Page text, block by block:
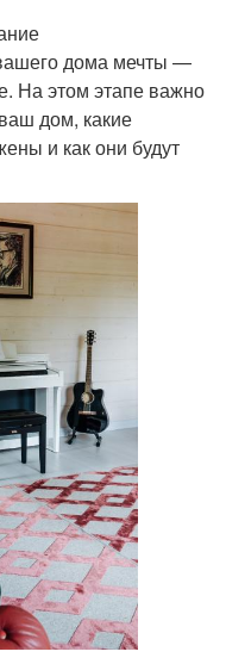
дома мечты —
На этом этапе важно
дом, какие
и как они будут